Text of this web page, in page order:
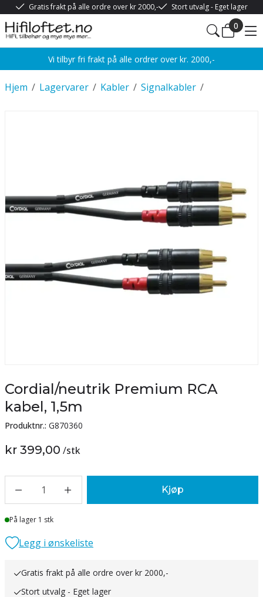
Gratis frakt på alle ordre over kr 2000,- Stort utvalg - Eget lager
0
Vi tilbyr fri frakt på alle ordrer over kr. 2000,-
/
Hjem /
Lagervarer /
Kabler /
Signalkabler
Cordial/neutrik Premium RCA
kabel, 1,5m
Produktnr.: G870360
kr 399,00 /stk
1 Kjøp
Lager
På lager 1 stk
Legg i ønskeliste
Gratis frakt på alle ordre over kr 2000,-
Stort utvalg - Eget lager